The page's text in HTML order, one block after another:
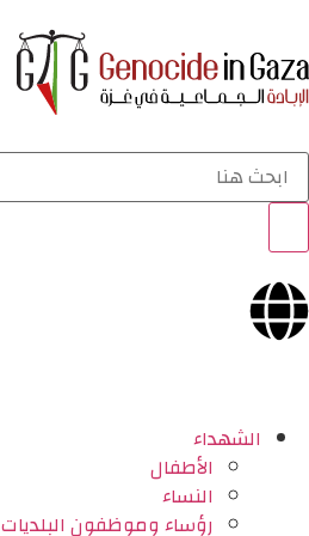
الشهداء
الأطفال
النساء
رؤساء وموظفون البلديات